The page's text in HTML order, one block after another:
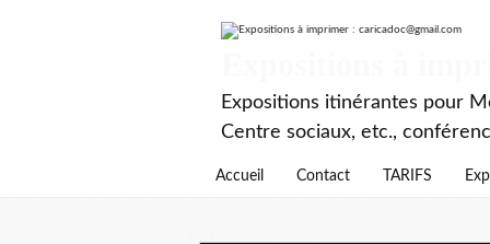
Expositions itinérantes pour
Centre sociaux, etc.,
Accueil Contact TARIFS